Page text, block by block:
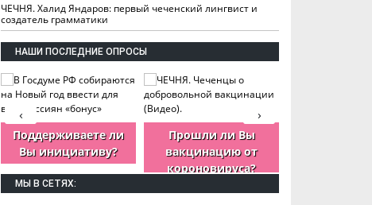
ЧЕЧНЯ. Халид Яндаров: первый чеченский лингвист и
создатель грамматики
НАШИ ПОСЛЕДНИЕ ОПРОСЫ
Поддерживаете ли
Вы инициативу?
Прошли ли Вы
вакцинацию от
короновируса?
›
‹
МЫ В СЕТЯХ: